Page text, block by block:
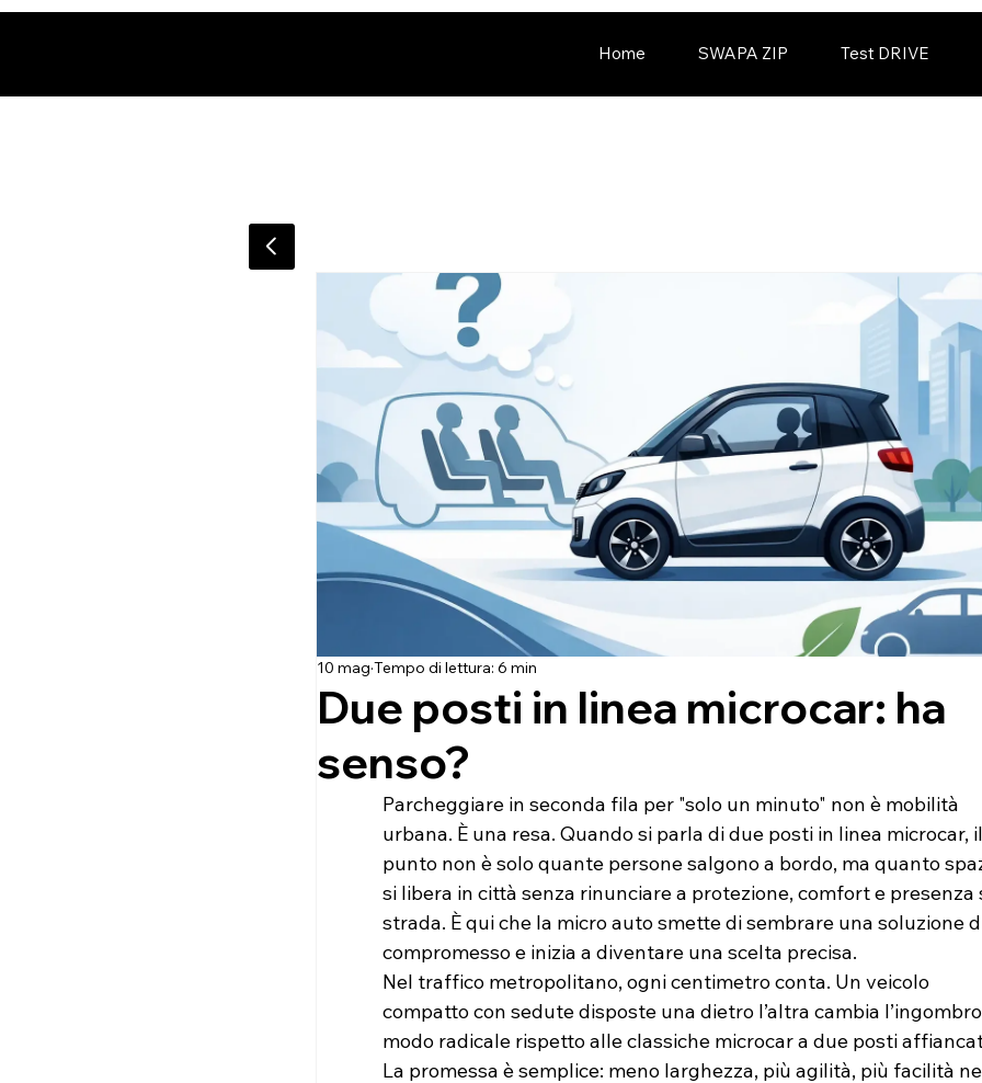
Home SWAPA ZIP Test DRIVE
Due posti in linea microcar: ha
senso?
10 mag Tempo di lettura: 6 min
Parcheggiare in seconda fila per "solo un minuto" non è mobilità
urbana. È una resa. Quando si parla di due posti in linea microcar, il
punto non è solo quante persone salgono a bordo, ma quanto
si libera in città senza rinunciare a protezione, comfort e presenza
strada. È qui che la micro auto smette di sembrare una soluzione
compromesso e inizia a diventare una scelta precisa.
Nel traffico metropolitano, ogni centimetro conta. Un veicolo
compatto con sedute disposte una dietro l’altra cambia
modo radicale rispetto alle classiche microcar a due posti
La promessa è semplice: meno larghezza, più agilità, più facilità